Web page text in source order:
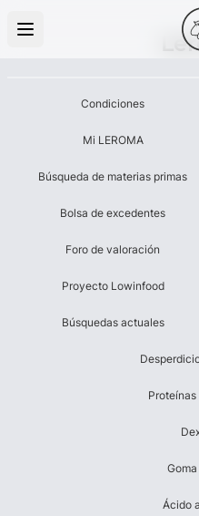
Condiciones
Mi LEROMA
Búsqueda de materias primas
Bolsa de excedentes
Foro de valoración
Proyecto Lowinfood
Búsquedas actuales
Ácido